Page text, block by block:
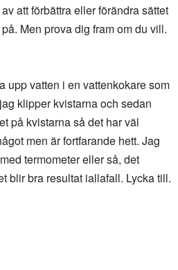
att förbättra eller förändra sättet
Men prova dig fram om du vill.
upp vatten i en vattenkokare som
klipper kvistarna och sedan
på kvistarna så det har väl
men är fortfarande hett. Jag
termometer eller så, det
blir bra resultat iallafall. Lycka till.